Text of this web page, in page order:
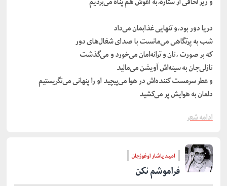
دریا دور بود،و تنهایی غذابمان می‌داد
شب به پرتگاهی می‌مانست با صدای شغال‌های دور
که بر صورت ،نان و ترانه‌امان می‌خورد و می‌گذشت
نازلی‌جان به سینه‌اش آویشن می‌مالید
و عطر سرمست کننده‌اش در هوا می‌پیچید او را پنهانی می‌نگریستیم
دلمان به هوایش پر می‌کشید
ادامه شعر
امید یاشار اوغوزجان
فراموشم نکن